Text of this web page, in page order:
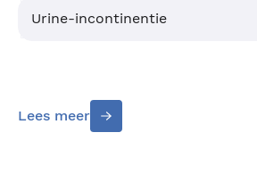
Urine-incontinentie
Lees meer